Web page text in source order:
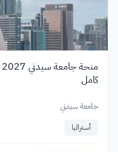
كامل
جامعة سيدني
أستراليا